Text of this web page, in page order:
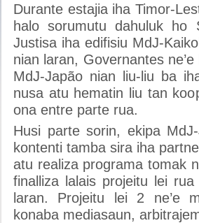
Durante estajia iha Timor-
halo sorumutu dahuluk ho
Justisa iha edifisiu MdJ-
nian laran, Governantes
MdJ-Japão nian liu-liu ba
nusa atu hematin liu tan
ona entre parte rua.
Husi parte sorin, ekipa
kontenti tamba sira iha
atu realiza programa tomak
finalliza lalais projeitu lei
laran. Projeitu lei 2 ne’e
konaba mediasaun,